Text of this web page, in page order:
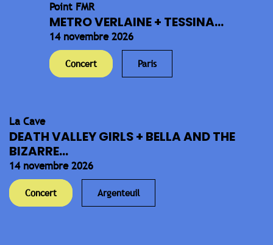
Point FMR
METRO VERLAINE + TESSINA...
14 novembre 2026
Concert Paris
La Cave
DEATH VALLEY GIRLS + BELLA AND THE
BIZARRE...
14 novembre 2026
Concert Argenteuil